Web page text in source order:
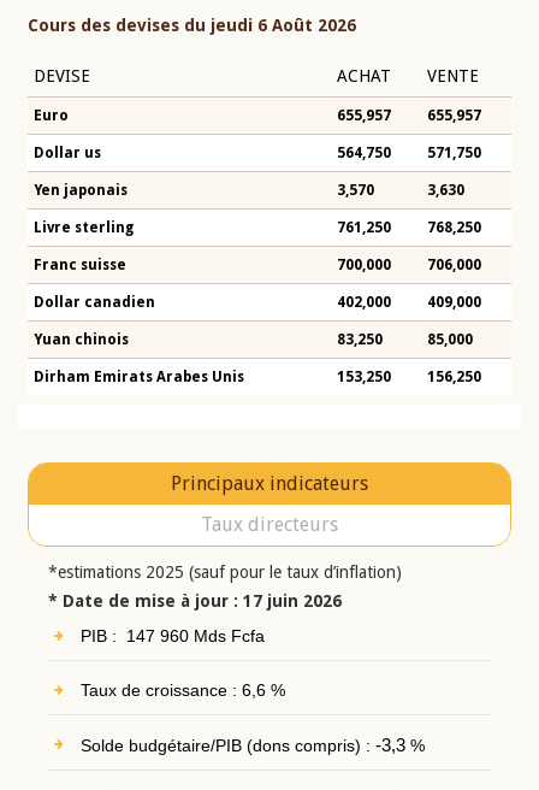
Cours des devises du jeudi 6 Août 2026
DEVISE ACHAT VENTE
Euro 655,957 655,957
Dollar us 564,750 571,750
Yen japonais 3,570 3,630
Livre sterling 761,250 768,250
Franc suisse 700,000 706,000
Dollar canadien 402,000 409,000
Yuan chinois 83,250 85,000
Dirham Emirats Arabes Unis 153,250 156,250
Principaux indicateurs
Taux directeurs
*estimations 2025 (sauf pour le taux d’inflation)
* Date de mise à jour : 17 juin 2026
PIB : 147 960 Mds Fcfa
Taux de croissance : 6,6 %
Solde budgétaire/PIB (dons compris) : -3,3%